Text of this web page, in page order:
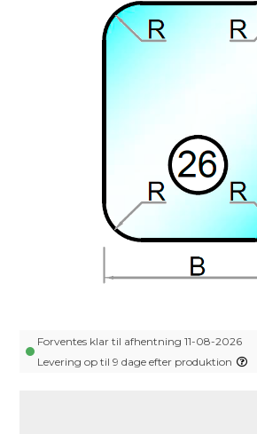
Forventes klar til afhentning 11-08-2026
Levering op til 9 dage efter produktion